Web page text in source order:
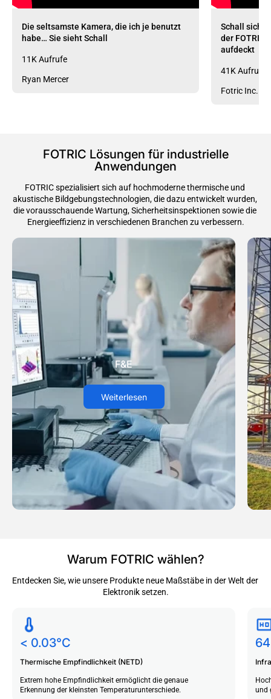
Die seltsamste Kamera, die ich je benutzt
habe… Sie sieht Schall
11K Aufrufe
Ryan Mercer
Schall
der FOTRIC
aufdeckt
41K Aufrufe
Fotric Inc.
FOTRIC Lösungen für industrielle
Anwendungen
FOTRIC spezialisiert sich auf hochmoderne thermische und
akustische Bildgebungstechnologien, die dazu entwickelt wurden,
die vorausschauende Wartung, Sicherheitsinspektionen sowie die
Energieeffizienz in verschiedenen Branchen zu verbessern.
F&E
Weiterlesen
Warum FOTRIC wählen?
Entdecken Sie, wie unsere Produkte neue Maßstäbe in der Welt der
Elektronik setzen.
< 0.03°C
Thermische Empfindlichkeit (NETD)
Extrem hohe Empfindlichkeit ermöglicht die genaue
Erkennung der kleinsten Temperaturunterschiede.
und